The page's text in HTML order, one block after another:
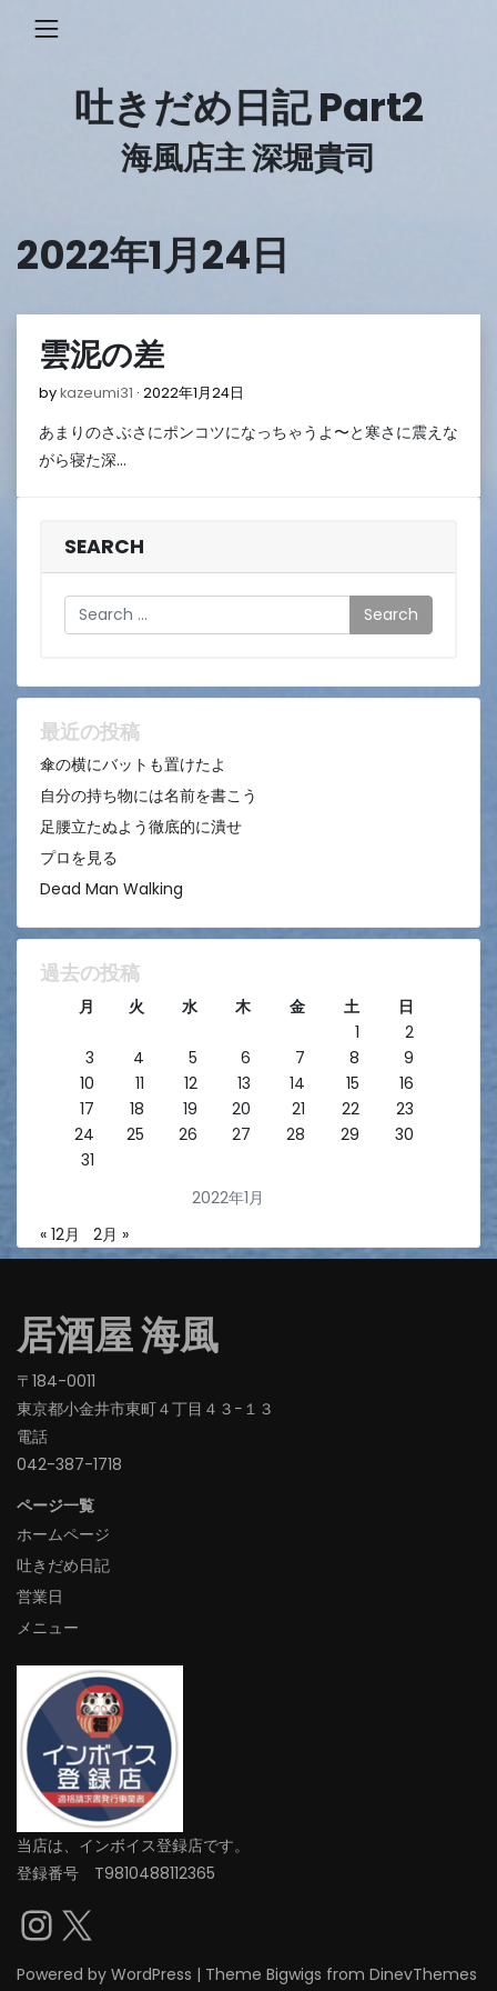
吐きだめ日記 Part2
海風店主 深堀貴司
2022年1月24日
雲泥の差
bykazeumi31 2022年1月24日
1
あまりのさぶさにポンコツになっちゃうよ〜と寒さに震えな
がら寝た深…
SEARCH
Search
最近の投稿
傘の横にバットも置けたよ
自分の持ち物には名前を書こう
足腰立たぬよう徹底的に潰せ
プロを見る
Dead Man Walking
過去の投稿
2022年1月
月 火 水 木 金 土
日
1
2
3
4 5 6 7 8
9
10
11 12 13 14 15
16
17
18 19 20 21 22
23
24
25 26 27 28 29
30
31
« 12月 2月 »
居酒屋 海風
〒184-0011
東京都小金井市東町４丁目４３−１３
電話
042-387-1718‬
ページ一覧
ホームページ
吐きだめ日記
営業日
メニュー
当店は、インボイス登録店です。
登録番号 T9810488112365
Instagram
X
Powered by WordPress | Theme Bigwigs from DinevThemes